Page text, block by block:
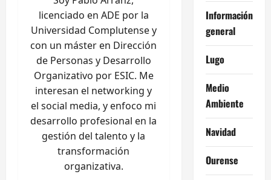
licenciado en ADE por la
Universidad Complutense y
con un máster en Dirección
de Personas y Desarrollo
Organizativo por ESIC. Me
interesan el networking y
el social media, y enfoco mi
desarrollo profesional en la
gestión del talento y la
transformación
organizativa.
Información
general
Lugo
Medio
Ambiente
Navidad
Ourense